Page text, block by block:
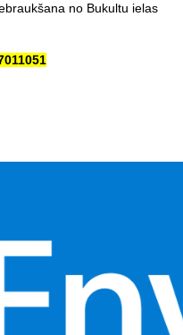
no Bukultu ielas